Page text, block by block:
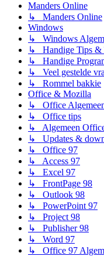
Manders Online
↳ Manders Online
Windows
↳ Windows
↳ Handige Tips &
↳ Handige
↳ Veel gestelde
↳ Rommel bakkie
Office & Mozilla
↳ Office
↳ Office tips
↳ Algemeen
↳ Updates &
↳ Office 97
↳ Access 97
↳ Excel 97
↳ FrontPage 98
↳ Outlook 98
↳ PowerPoint 97
↳ Project 98
↳ Publisher 98
↳ Word 97
↳ Office 97